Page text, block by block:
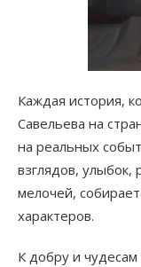
Каждая история,
Савельева на
на реальных
взглядов, улыбок,
мелочей,
характеров.
К добру и